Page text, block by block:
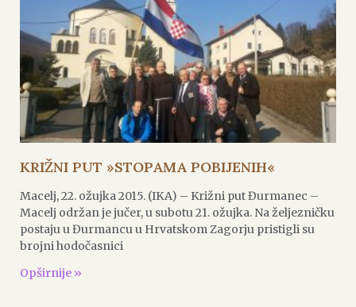
KRIŽNI PUT »STOPAMA POBIJENIH«
Macelj, 22. ožujka 2015. (IKA) – Križni put Đurmanec –
Macelj održan je jučer, u subotu 21. ožujka. Na željezničku
postaju u Đurmancu u Hrvatskom Zagorju pristigli su
brojni hodočasnici
Opširnije »